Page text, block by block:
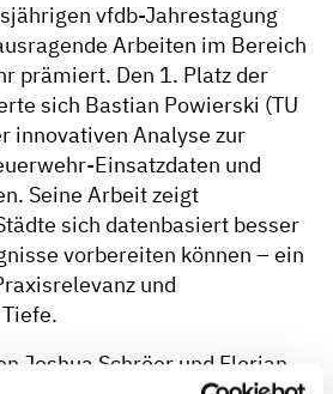
vfdb-Jahrestagung
Arbeiten im Bereich
prämiert. Den 1. Platz der
sich Bastian Powierski (TU
innovativen Analyse zur
Einsatzdaten und
Seine Arbeit zeigt
sich datenbasiert besser
vorbereiten können – ein
und
Joshua Schröer und Florian